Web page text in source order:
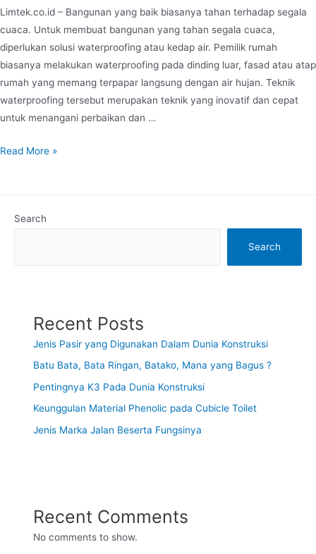
Limtek.co.id – Bangunan yang baik biasanya tahan terhadap segala
cuaca. Untuk membuat bangunan yang tahan segala cuaca,
diperlukan solusi waterproofing atau kedap air. Pemilik rumah
biasanya melakukan waterproofing pada dinding luar, fasad atau atap
rumah yang memang terpapar langsung dengan air hujan. Teknik
waterproofing tersebut merupakan teknik yang inovatif dan cepat
untuk menangani perbaikan dan …
Read More »
Search
Search
Recent Posts
Jenis Pasir yang Digunakan Dalam Dunia Konstruksi
Batu Bata, Bata Ringan, Batako, Mana yang Bagus ?
Pentingnya K3 Pada Dunia Konstruksi
Keunggulan Material Phenolic pada Cubicle Toilet
Jenis Marka Jalan Beserta Fungsinya
Recent Comments
No comments to show.